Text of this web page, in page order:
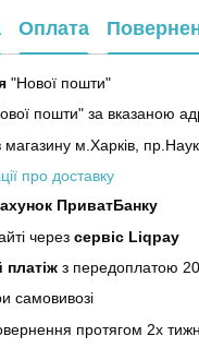
Оплата
"Нової пошти"
пошти" за вказаною
магазину м.Харків,
про доставку
ПриватБанку
через сервіс Liqpay
платіж з передоплатою
самовивозі
протягом 2х